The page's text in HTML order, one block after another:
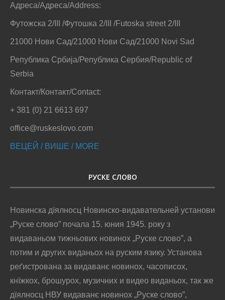
Адреса/Адреса/Address:
Футожска 2/III /Футошка 2/III /Futoska street 2/III
21000 Нови Сад/21000 Нови Сад/21000 Novi Sad
Република Србија/Република Сербия/Republic of
Serbia
Контакт/Контакт/Contact:
+ 381 (0) 21 6613 697
office@ruskeslovo.com
ВЕЦЕЙ / ВИШЕ / MORE
РУСКЕ СЛОВО
Новинска дїялносц Новинско-видавательней установи
„Руске слово” почала 15. юния 1945. року з
видаваньом тижньових новинох „Руске слово”, а
потим и других виданьох на руским язику. Установа
реґистрована за видаванє новинох, часописох,
кнїжкох, брошурох, музичних и видео виданьох, так же
дїялносц НВУ видаванє новинох „Руске слово”,